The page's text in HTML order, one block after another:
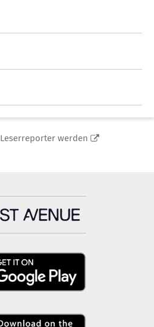
Leserreporter werden